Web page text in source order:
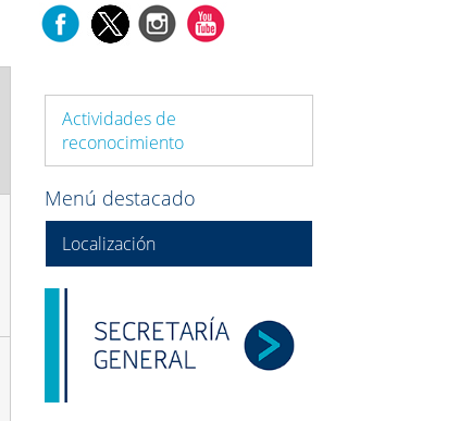
Actividades de
reconocimiento
Menú destacado
Localización